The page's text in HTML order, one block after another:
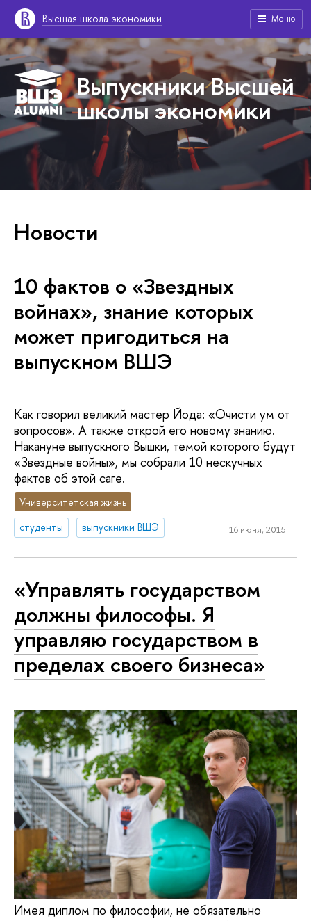
Высшая школа экономики Меню
Выпускники Высшей
школы экономики
Новости
10 фактов о «Звездных
войнах», знание которых
может пригодиться на
выпускном ВШЭ
Как говорил великий мастер Йода: «Очисти ум от
вопросов». А также открой его новому знанию.
Накануне выпускного Вышки, темой которого будут
«Звездные войны», мы собрали 10 нескучных
фактов об этой саге.
Университетская жизнь
студенты
выпускники ВШЭ 16 июня, 2015 г.
«Управлять государством
должны философы. Я
управляю государством в
пределах своего бизнеса»
Имея диплом по философии, не обязательно